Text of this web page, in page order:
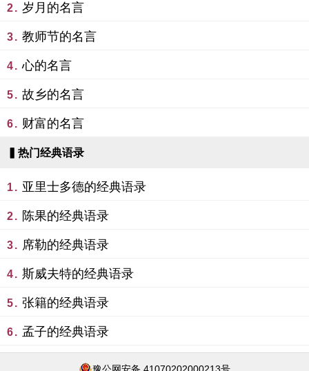
2. 岁月的名言
3. 教师节的名言
4. 心的名言
5. 故乡的名言
6. 财富的名言
▍热门经典语录
1. 亚里士多德的经典语录
2. 陈果的经典语录
3. 席勒的经典语录
4. 斯威夫特的经典语录
5. 张籍的经典语录
6. 孟子的经典语录